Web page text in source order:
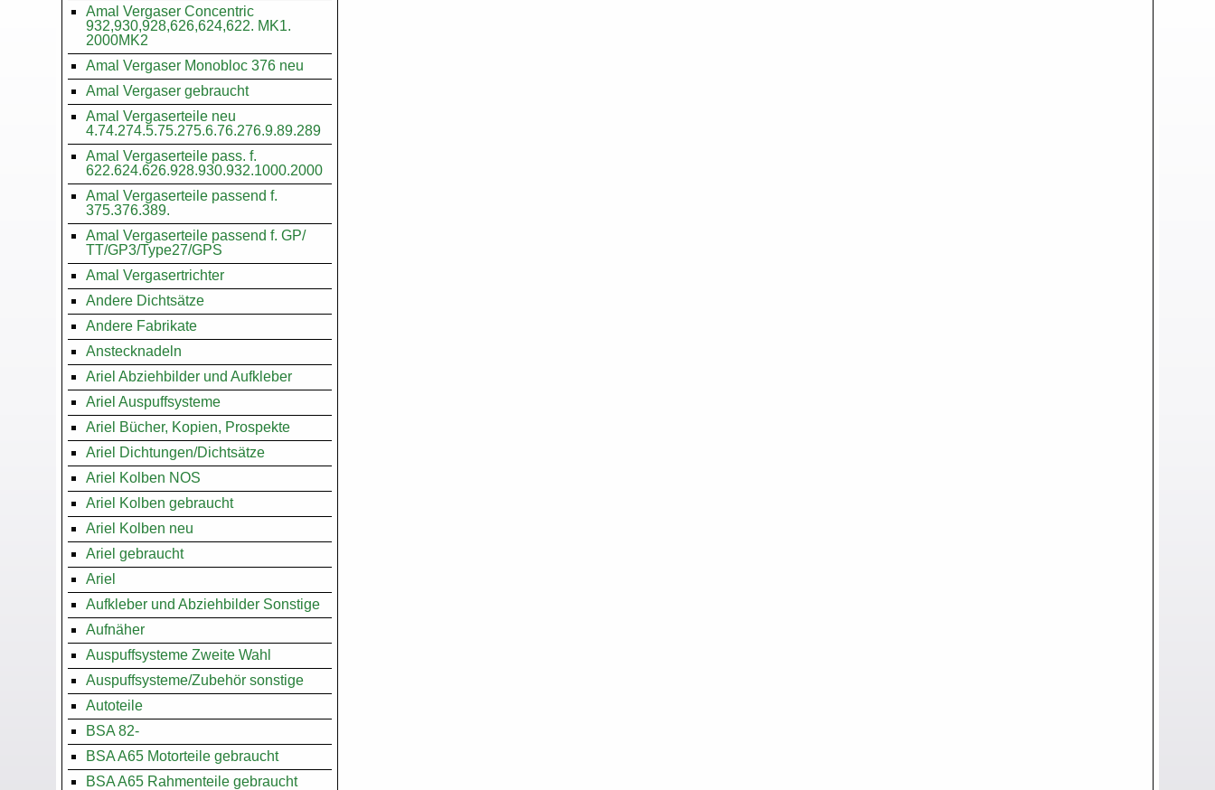
Amal Vergaser Concentric
932,930,928,626,624,622. MK1.
2000MK2
Amal Vergaser Monobloc 376 neu
Amal Vergaser gebraucht
Amal Vergaserteile neu
4.74.274.5.75.275.6.76.276.9.89.289
Amal Vergaserteile pass. f.
622.624.626.928.930.932.1000.2000
Amal Vergaserteile passend f.
375.376.389.
Amal Vergaserteile passend f. GP/
TT/GP3/Type27/GPS
Amal Vergasertrichter
Andere Dichtsätze
Andere Fabrikate
Anstecknadeln
Ariel Abziehbilder und Aufkleber
Ariel Auspuffsysteme
Ariel Bücher, Kopien, Prospekte
Ariel Dichtungen/Dichtsätze
Ariel Kolben NOS
Ariel Kolben gebraucht
Ariel Kolben neu
Ariel gebraucht
Ariel
Aufkleber und Abziehbilder Sonstige
Aufnäher
Auspuffsysteme Zweite Wahl
Auspuffsysteme/Zubehör sonstige
Autoteile
BSA 82-
BSA A65 Motorteile gebraucht
BSA A65 Rahmenteile gebraucht